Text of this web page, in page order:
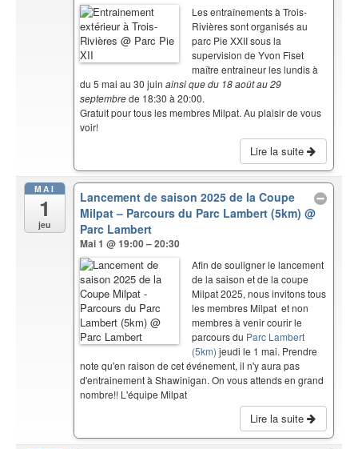
Les entraînements à Trois-
Rivières sont organisés au
parc Pie XXII sous la
supervision de Yvon Fiset
maître entraineur les lundis à
du 5 mai au 30 juin ainsi que du 18 août au 29
septembrede 18:30 à 20:00.
Gratuit pour tous les membres Milpat. Au plaisir de vous
voir!
Lire la suite
MAI
1
jeu
Lancement de saison 2025 de la Coupe
Milpat – Parcours du Parc Lambert (5km)@
Parc Lambert
Mai 1 @ 19:00 – 20:30
Afin de souligner le lancement
de la saison et de la coupe
Milpat 2025, nous invitons tous
les membres Milpat et non
membres à venir courir le
parcours du Parc Lambert
(5km) jeudi le 1 mai. Prendre
note qu'en raison de cet événement, il n'y aura pas
d'entrainement à Shawinigan. On vous attends en grand
nombre!! L'équipe Milpat
Lire la suite